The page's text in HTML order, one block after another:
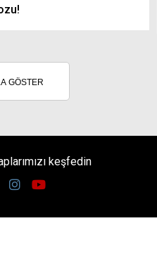
GÖSTER
keşfedin